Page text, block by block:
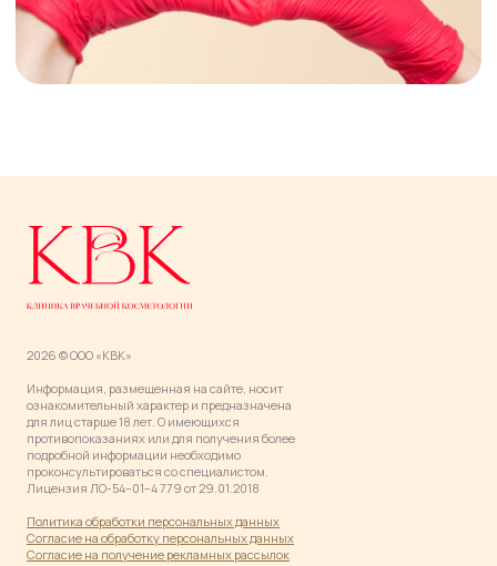
2026 © ООО «КВК»
Информация, размещенная на сайте, носит
ознакомительный характер и предназначена
для лиц старше 18 лет. О имеющихся
противопоказаниях или для получения более
подробной информации необходимо
проконсультироваться со специалистом.
Лицензия ЛО-54−01−4 779 от 29.01.2018
Политика обработки персональных данных
Согласие на обработку персональных данных
Согласие на получение рекламных рассылок